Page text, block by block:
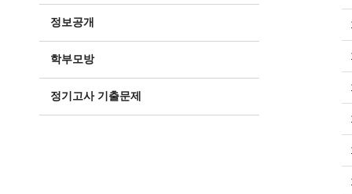
정보공개
학부모방
정기고사 기출문제